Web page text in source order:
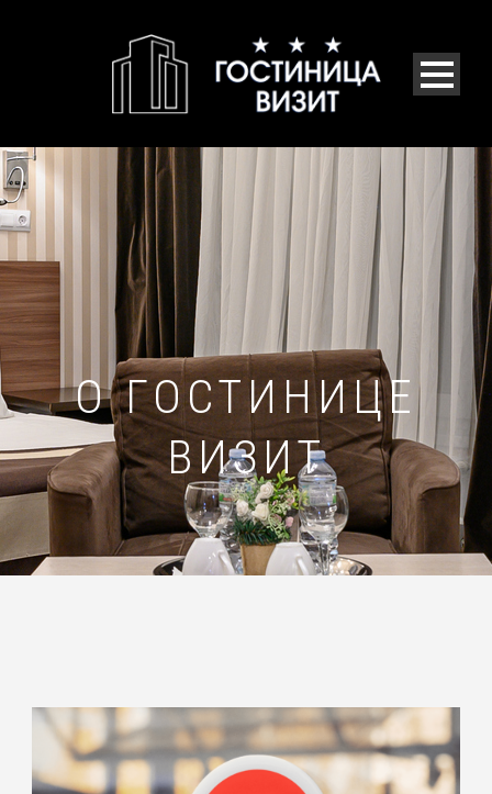
О ГОСТИНИЦЕ
ВИЗИТ